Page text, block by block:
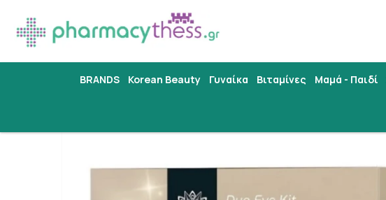
BRANDS Korean Beauty Γυναίκα Βιταμίνες Μαμά - Παιδί